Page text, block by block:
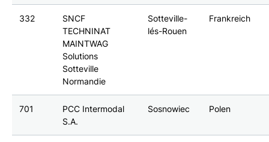
332
SNCF
TECHNINAT
MAINTWAG
Solutions
Sotteville
Normandie
Sotteville-
lés-Rouen
Frankreich
701
PCC Intermodal
S.A.
Sosnowiec Polen